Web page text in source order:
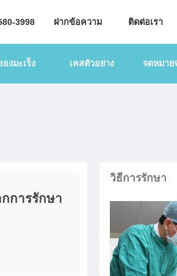
3998 ฝากข้อความ ติดต่อเรา
งมะเร็ง เคสตัวอย่าง จดหมาย
การรักษา
วิธีการรักษา